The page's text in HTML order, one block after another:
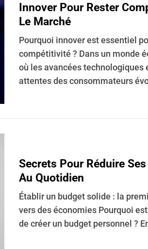
Innover Pour Rester
Le Marché
Pourquoi innover est essentiel
compétitivité ? Dans un monde
où les avancées technologiques
attentes des consommateurs
Secrets Pour Réduire
Au Quotidien
Établir un budget solide : la
vers des économies Pourquoi
de créer un budget personnel ?